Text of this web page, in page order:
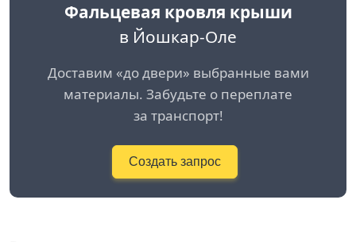
Фальцевая кровля крыши
в Йошкар-Оле
Доставим «до двери» выбранные вами
материалы. Забудьте о переплате
за транспорт!
Создать запрос